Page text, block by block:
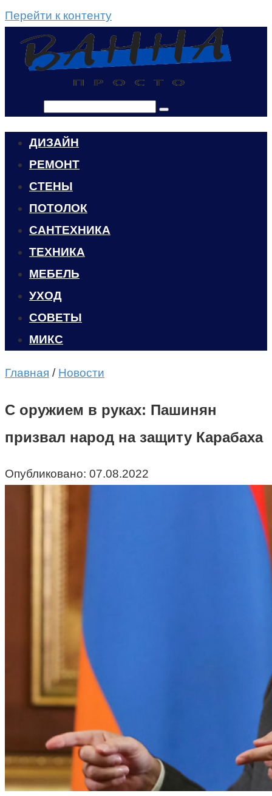
Перейти к контенту
ДИЗАЙН
РЕМОНТ
СТЕНЫ
ПОТОЛОК
САНТЕХНИКА
ТЕХНИКА
МЕБЕЛЬ
УХОД
CОВЕТЫ
МИКС
Главная / Новости
С оружием в руках: Пашинян
призвал народ на защиту Карабаха
Опубликовано: 07.08.2022